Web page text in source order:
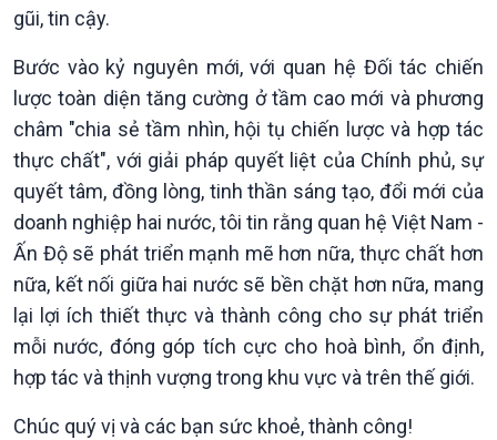
gũi, tin cậy.
Bước vào kỷ nguyên mới, với quan hệ Đối tác chiến
lược toàn diện tăng cường ở tầm cao mới và phương
châm "chia sẻ tầm nhìn, hội tụ chiến lược và hợp tác
thực chất", với giải pháp quyết liệt của Chính phủ, sự
quyết tâm, đồng lòng, tinh thần sáng tạo, đổi mới của
doanh nghiệp hai nước, tôi tin rằng quan hệ Việt Nam -
Ấn Độ sẽ phát triển mạnh mẽ hơn nữa, thực chất hơn
nữa, kết nối giữa hai nước sẽ bền chặt hơn nữa, mang
lại lợi ích thiết thực và thành công cho sự phát triển
mỗi nước, đóng góp tích cực cho hoà bình, ổn định,
hợp tác và thịnh vượng trong khu vực và trên thế giới.
Chúc quý vị và các bạn sức khoẻ, thành công!